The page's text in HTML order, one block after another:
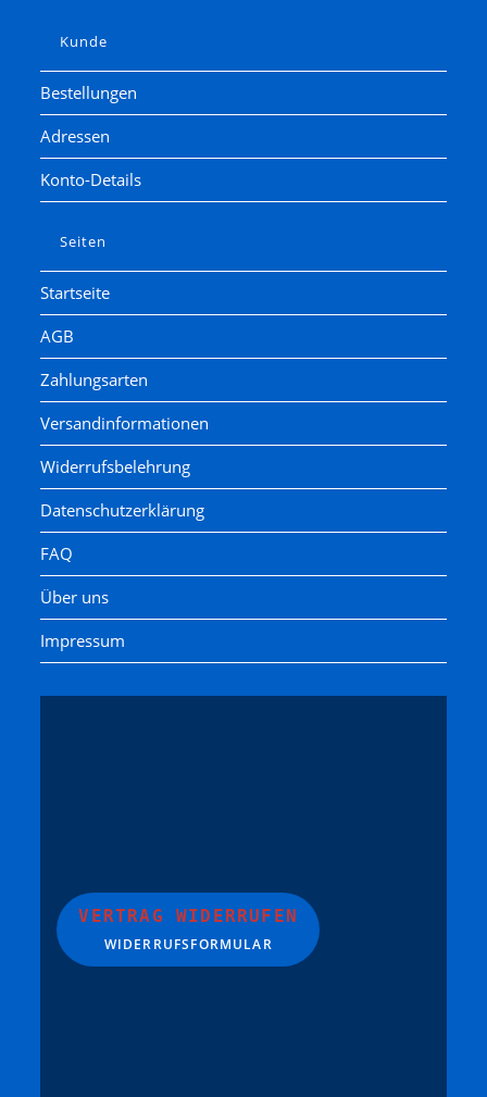
Kunde
Bestellungen
Adressen
Konto-Details
Seiten
Startseite
AGB
Zahlungsarten
Versandinformationen
Widerrufsbelehrung
Datenschutzerklärung
FAQ
Über uns
Impressum
VERTRAG WIDERRUFEN
WIDERRUFSFORMULAR